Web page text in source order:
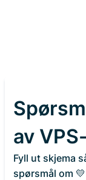
av
Fyll ut skjema
spørsmål om 💛